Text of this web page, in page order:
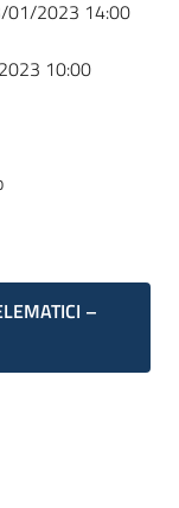
01/2023 14:00
10:00
–